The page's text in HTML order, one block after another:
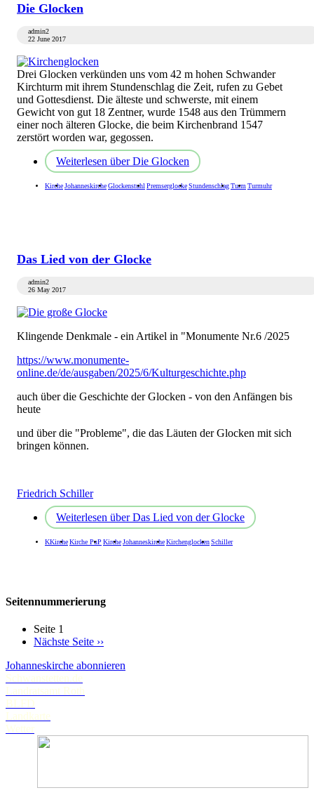
Die Glocken
admin2
22 June 2017
Drei Glocken verkünden uns vom 42 m hohen Schwander
Kirchturm mit ihrem Stundenschlag die Zeit, rufen zu Gebet
und Gottesdienst. Die älteste und schwerste, mit einem
Gewicht von gut 18 Zentner, wurde 1548 aus den Trümmern
einer noch älteren Glocke, die beim Kirchenbrand 1547
zerstört worden war, gegossen.
Weiterlesen über Die Glocken
KircheJohanneskircheGlockenstuhlPremserglockeStundenschlagTurmTurmuhr
Das Lied von der Glocke
admin2
26 May 2017
Klingende Denkmale - ein Artikel in "Monumente Nr.6 /2025
https://www.monumente-
online.de/de/ausgaben/2025/6/Kulturgeschichte.php
auch über die Geschichte der Glocken - von den Anfängen bis
heute
und über die "Probleme", die das Läuten der Glocken mit sich
bringen können.
Friedrich Schiller
Weiterlesen über Das Lied von der Glocke
KKircheKirche PuP KircheJohanneskircheKirchenglockenSchiller
Seitennummerierung
Seite 1
Nächste Seite ››
Johanneskirche abonnieren
Schwanstetten.de
Landratsamt Roth
BLFD
Landkarte
Wetter